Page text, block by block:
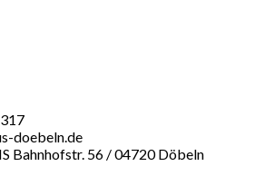
doebeln.de
Bahnhofstr. 56 / 04720 Döbeln